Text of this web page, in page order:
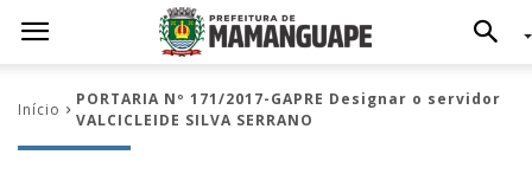
Início
PORTARIA Nº 171/2017-GAPRE Designar o servidor
VALCICLEIDE SILVA SERRANO